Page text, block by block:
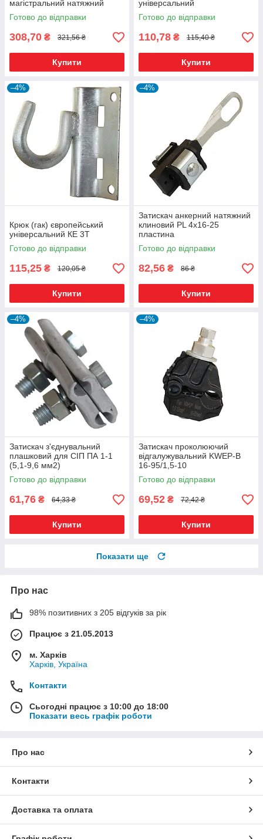
магістральний натяжний
Готово до відправки
308,70 ₴ 321,56 ₴
Купити
універсальний
Готово до відправки
110,78 ₴ 115,40 ₴
Купити
–4%
Крюк (гак) європейський
універсальний КЕ 3Т
Готово до відправки
115,25 ₴ 120,05 ₴
Купити
–4%
Затискач анкерний натяжний
клиновий PL 4х16-25
пластина
Готово до відправки
82,56 ₴ 86 ₴
Купити
–4%
Затискач з'єднувальний
плашковий для СІП ПА 1-1
(5,1-9,6 мм2)
Готово до відправки
61,76 ₴ 64,33 ₴
Купити
–4%
Затискач проколюючий
відгалужувальний KWEP-B
16-95/1,5-10
Готово до відправки
69,52 ₴ 72,42 ₴
Купити
Показати ще
Про нас
98% позитивних з 205 відгуків за рік
Працює з 21.05.2013
м. Харків
Харків, Україна
Контакти
Сьогодні працює з 10:00 до 18:00
Показати весь графік роботи
Про нас
Контакти
Доставка та оплата